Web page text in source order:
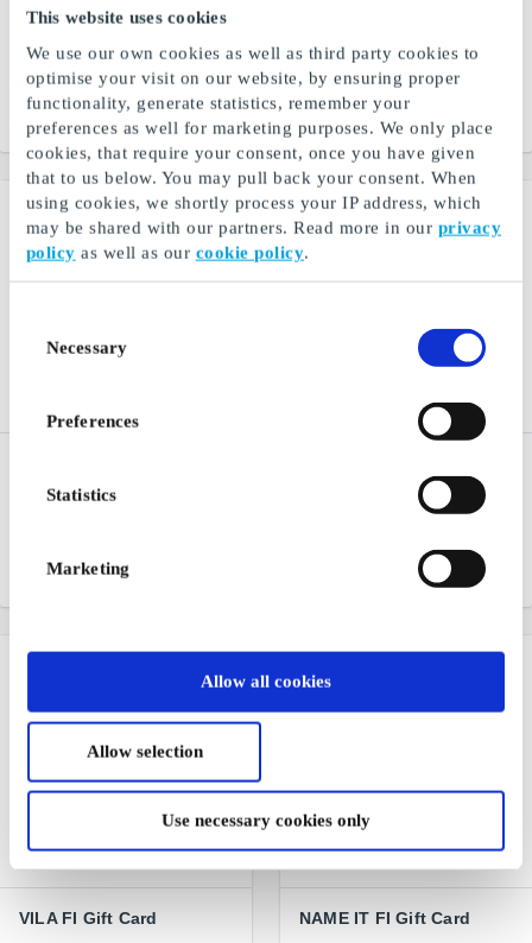
This website uses cookies
We use our own cookies as well as third party cookies to
optimise your visit on our website, by ensuring proper
functionality, generate statistics, remember your
preferences as well for marketing purposes. We only place
cookies, that require your consent, once you have given
that to us below. You may pull back your consent. When
using cookies, we shortly process your IP address, which
may be shared with our partners. Read more in our privacy
policy as well as our cookie policy.
Selection
Necessary
Preferences
Statistics
Marketing
Allow all cookies
Allow selection
Use necessary cookies only
Kappahl FI Gift Card
family
From €20
A fashion gift card for many
retail and online stores
From €10
Surprise someone you care
From €5
VILA FI Gift Card
NAME IT FI Gift Card